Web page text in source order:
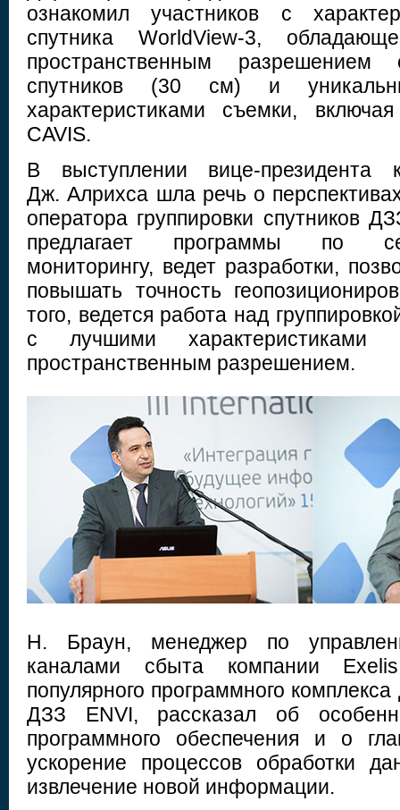
ознакомил участников с
спутника WorldView-3,
пространственным разрешением
спутников (30 см) и
характеристиками съемки,
CAVIS.
В выступлении вице-президента
Дж. Алрихса шла речь о
оператора группировки спутников
предлагает программы по
мониторингу, ведет разработки,
повышать точность
того, ведется работа над
с лучшими
пространственным разрешением.
Н. Браун, менеджер по
каналами сбыта компании
популярного программного
ДЗЗ ENVI, рассказал об
программного обеспечения и о
ускорение процессов обработки
извлечение новой информации.